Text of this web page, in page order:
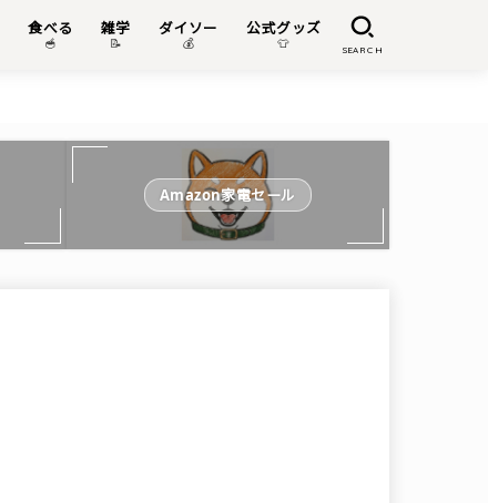
食べる
🥣
雑学
📝
ダイソー
💰
公式グッズ
👕 SEARCH
Amazon家電セール